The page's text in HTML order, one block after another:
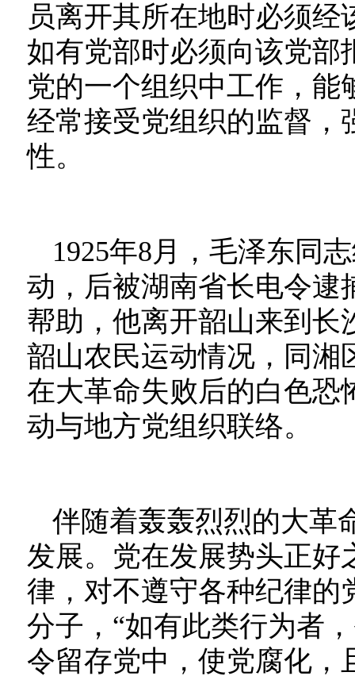
员离开其所在地时必须
如有党部时必须向该党部
党的一个组织中工作，
经常接受党组织的监督，
性。
1925年8月，毛泽东同
动，后被湖南省长电令逮
帮助，他离开韶山来到长
韶山农民运动情况，同湘
在大革命失败后的白色恐
动与地方党组织联络。
伴随着轰轰烈烈的大革
发展。党在发展势头正好
律，对不遵守各种纪律的
分子，“如有此类行为者
令留存党中，使党腐化，